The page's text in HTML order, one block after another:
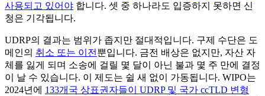
사용되고 있어야 합니다. 셋 중 하나라도 입증하지 못하면 신
청은 기각됩니다.
UDRP의 결과는 범위가 좁지만 절대적입니다. 구제 수단은 도
메인의 취소 또는 이전 뿐입니다. 금전 배상은 없지만, 자산 자
체를 잃게 되며 소송에 걸릴 몇 달이 아닌 불과 몇 주 만에 결정
이 날 수 있습니다. 이 제도는 쉴 새 없이 가동됩니다. WIPO는
2024년에 133개국 상표권자들이 UDRP 및 국가 ccTLD 변형